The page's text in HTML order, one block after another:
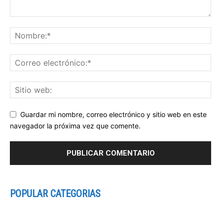
Guardar mi nombre, correo electrónico y sitio web en este
navegador la próxima vez que comente.
POPULAR CATEGORIAS